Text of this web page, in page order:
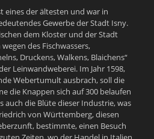
eines der ältesten und war in
Gewerbe der Stadt Isny.
dem Kloster und der Stadt
des Fischwassers,
Druckens, Walkens, Blaichens“
Leinwandweberei. Im Jahr 1598,
Webertumult ausbrach, soll die
die Knappen sich auf 300 belaufen
auch die Blüte dieser Industrie, was
von Württemberg, diesen
bestimmte, einen Besuch